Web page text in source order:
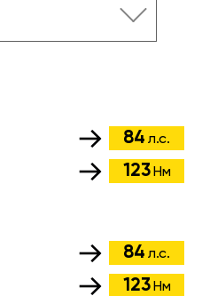
84 л.с.
123 Нм
84 л.с.
123 Нм